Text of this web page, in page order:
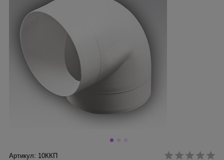
Артикул: 10ККП